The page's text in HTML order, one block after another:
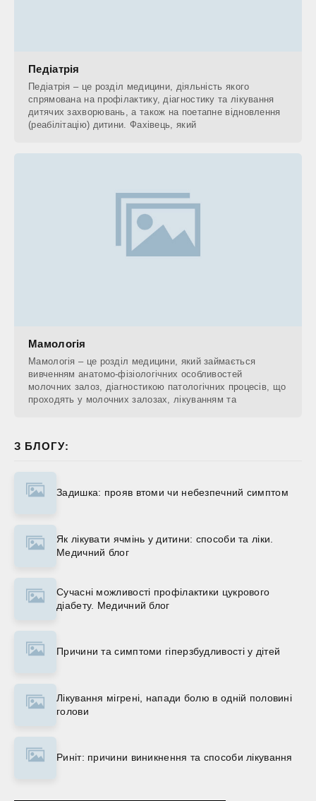
Педіатрія
Педіатрія – це розділ медицини, діяльність якого
спрямована на профілактику, діагностику та лікування
дитячих захворювань, а також на поетапне відновлення
(реабілітацію) дитини. Фахівець, який
Мамологія
Мамологія – це розділ медицини, який займається
вивченням анатомо-фізіологічних особливостей
молочних залоз, діагностикою патологічних процесів, що
проходять у молочних залозах, лікуванням та
З БЛОГУ:
Задишка: прояв втоми чи небезпечний симптом
Як лікувати ячмінь у дитини: способи та ліки.
Медичний блог
Сучасні можливості профілактики цукрового
діабету. Медичний блог
Причини та симптоми гіперзбудливості у дітей
Лікування мігрені, напади болю в одній половині
голови
Риніт: причини виникнення та способи лікування